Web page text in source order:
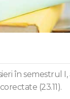
în semestrul
(23.11).